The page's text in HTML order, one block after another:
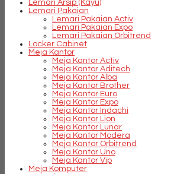
Lemari Arsip (Kayu)
Lemari Pakaian
Lemari Pakaian Activ
Lemari Pakaian Expo
Lemari Pakaian Orbitrend
Locker Cabinet
Meja Kantor
Meja Kantor Activ
Meja Kantor Aditech
Meja Kantor Alba
Meja Kantor Brother
Meja Kantor Euro
Meja Kantor Expo
Meja Kantor Indachi
Meja Kantor Lion
Meja Kantor Lunar
Meja Kantor Modera
Meja Kantor Orbitrend
Meja Kantor Uno
Meja Kantor Vip
Meja Komputer